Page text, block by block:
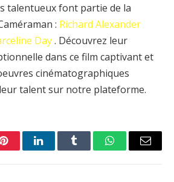
talentueux font partie de la
: Richard Alexander
Day. Découvrez leur
dans ce film captivant et
cinématographiques
talent sur notre plateforme.
PinterestLinkedInTumblr WhatsAppEmail